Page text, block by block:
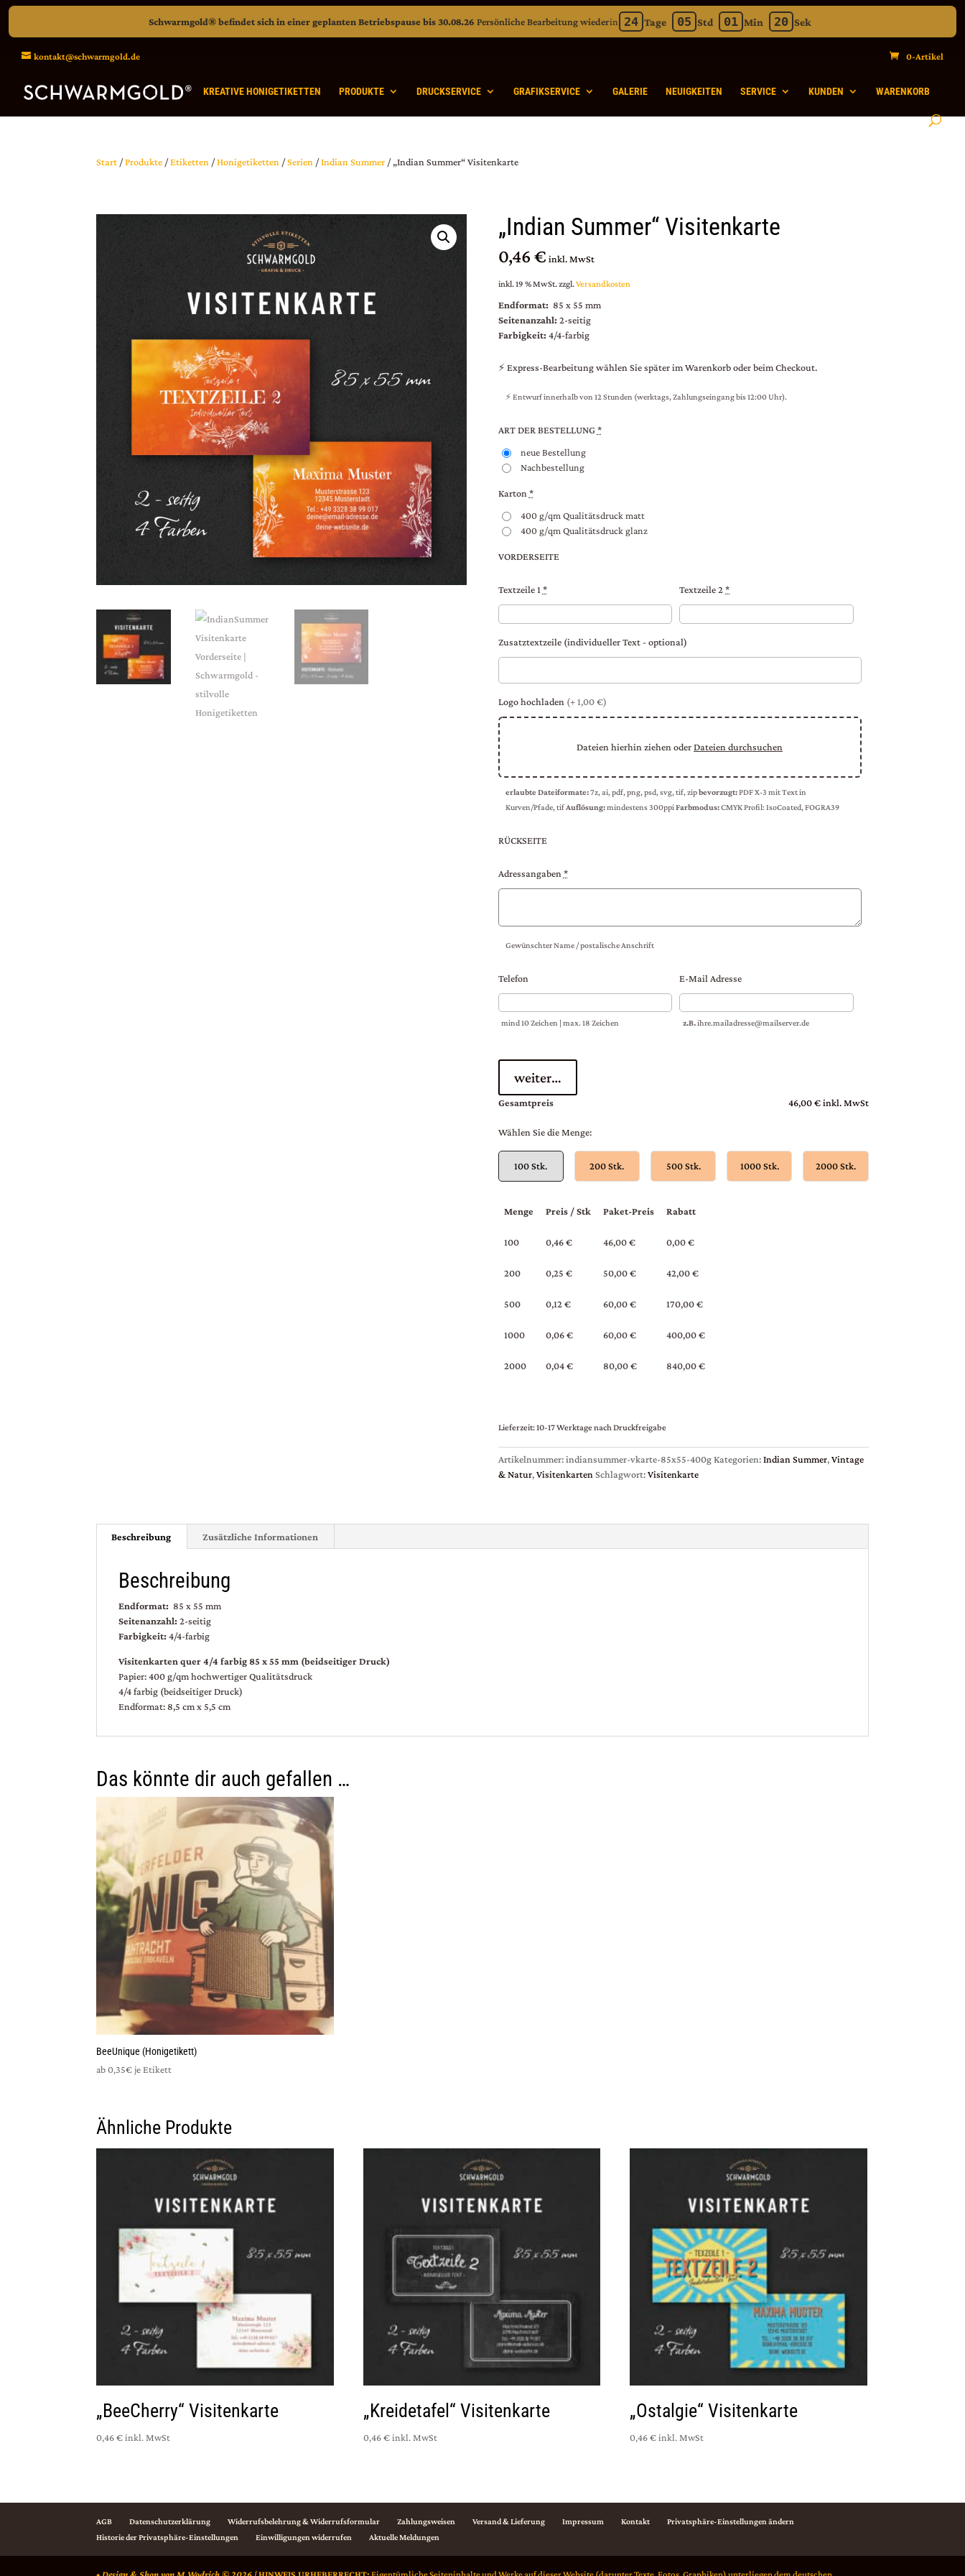
Schwarmgold® befindet sich in einer geplanten Betriebspause bis 30.08.26 Persönliche Bearbeitung wiederin 24 Tage 05 Std 01 Min 19 Sek
Verbleibend: 24 Tage 5 Stunden 1 Minuten 19 Sekunden
kontakt@schwarmgold.de 0-Artikel
KREATIVE HONIGETIKETTEN PRODUKTE DRUCKSERVICE GRAFIKSERVICE GALERIE NEUIGKEITEN SERVICE KUNDEN WARENKORB
Start /Produkte /Etiketten /Honigetiketten /Serien /Indian Summer / „Indian Summer“ Visitenkarte
„Indian Summer“ Visitenkarte
0,46 € inkl. MwSt
inkl. 19 % MwSt.zzgl.Versandkosten
Endformat: 85 x 55 mm
Seitenanzahl:2-seitig
Farbigkeit:4/4-farbig
⚡ Express-Bearbeitung wählen Sie später im Warenkorb oder beim Checkout.
⚡ Entwurf innerhalb von 12 Stunden (werktags, Zahlungseingang bis 12:00 Uhr).
ART DER BESTELLUNG *
neue Bestellung
Nachbestellung
Karton *
400 g/qm Qualitätsdruck matt
400 g/qm Qualitätsdruck glanz
VORDERSEITE
Textzeile 1 * Textzeile 2 *
Zusatztextzeile (individueller Text - optional)
Logo hochladen (+ 1,00 €)
Dateien hierhin ziehen oderDateien durchsuchen
erlaubte Dateiformate:7z, ai, pdf, png, psd, svg, tif, zipbevorzugt:PDF X-3 mit Text in
Kurven/Pfade, tifAuflösung:mindestens 300ppiFarbmodus:CMYKProfil: IsoCoated, FOGRA39
RÜCKSEITE
Adressangaben *
Gewünschter Name / postalische Anschrift
Telefon
mind 10 Zeichen | max. 18 Zeichen
E-Mail Adresse
z.B.ihre.mailadresse@mailserver.de
weiter…
Gesamtpreis 46,00 € inkl. MwSt
Wählen Sie die Menge:
100 Stk. 200 Stk. 500 Stk. 1000 Stk. 2000 Stk.
Menge Preis / Stk Paket-Preis Rabatt
100 0,46 € 46,00 € 0,00 €
200 0,25 € 50,00 € 42,00 €
500 0,12 € 60,00 € 170,00 €
1000 0,06 € 60,00 € 400,00 €
2000 0,04 € 80,00 € 840,00 €
Lieferzeit:10-17 Werktage nach Druckfreigabe
Artikelnummer:indiansummer-vkarte-85x55-400g Kategorien:Indian Summer,Vintage
& Natur,Visitenkarten Schlagwort:Visitenkarte
Beschreibung Zusätzliche Informationen
Beschreibung
Endformat: 85 x 55 mm
Seitenanzahl:2-seitig
Farbigkeit:4/4-farbig
Visitenkarten quer 4/4 farbig 85 x 55 mm (beidseitiger Druck)
Papier: 400 g/qm hochwertiger Qualitätsdruck
4/4 farbig (beidseitiger Druck)
Endformat: 8,5 cm x 5,5 cm
Das könnte dir auch gefallen …
BeeUnique (Honigetikett)
ab 0,35€ je Etikett
Ähnliche Produkte
„BeeCherry“ Visitenkarte
0,46 € inkl. MwSt
„Kreidetafel“ Visitenkarte
0,46 €inkl. MwSt
„Ostalgie“ Visitenkarte
0,46 € inkl. MwSt
AGB Datenschutzerklärung Widerrufsbelehrung & Widerrufsformular Zahlungsweisen Versand & Lieferung Impressum Kontakt
Privatsphäre-Einstellungen ändern
Historie der Privatsphäre-Einstellungen
Einwilligungen widerrufen Aktuelle Meldungen